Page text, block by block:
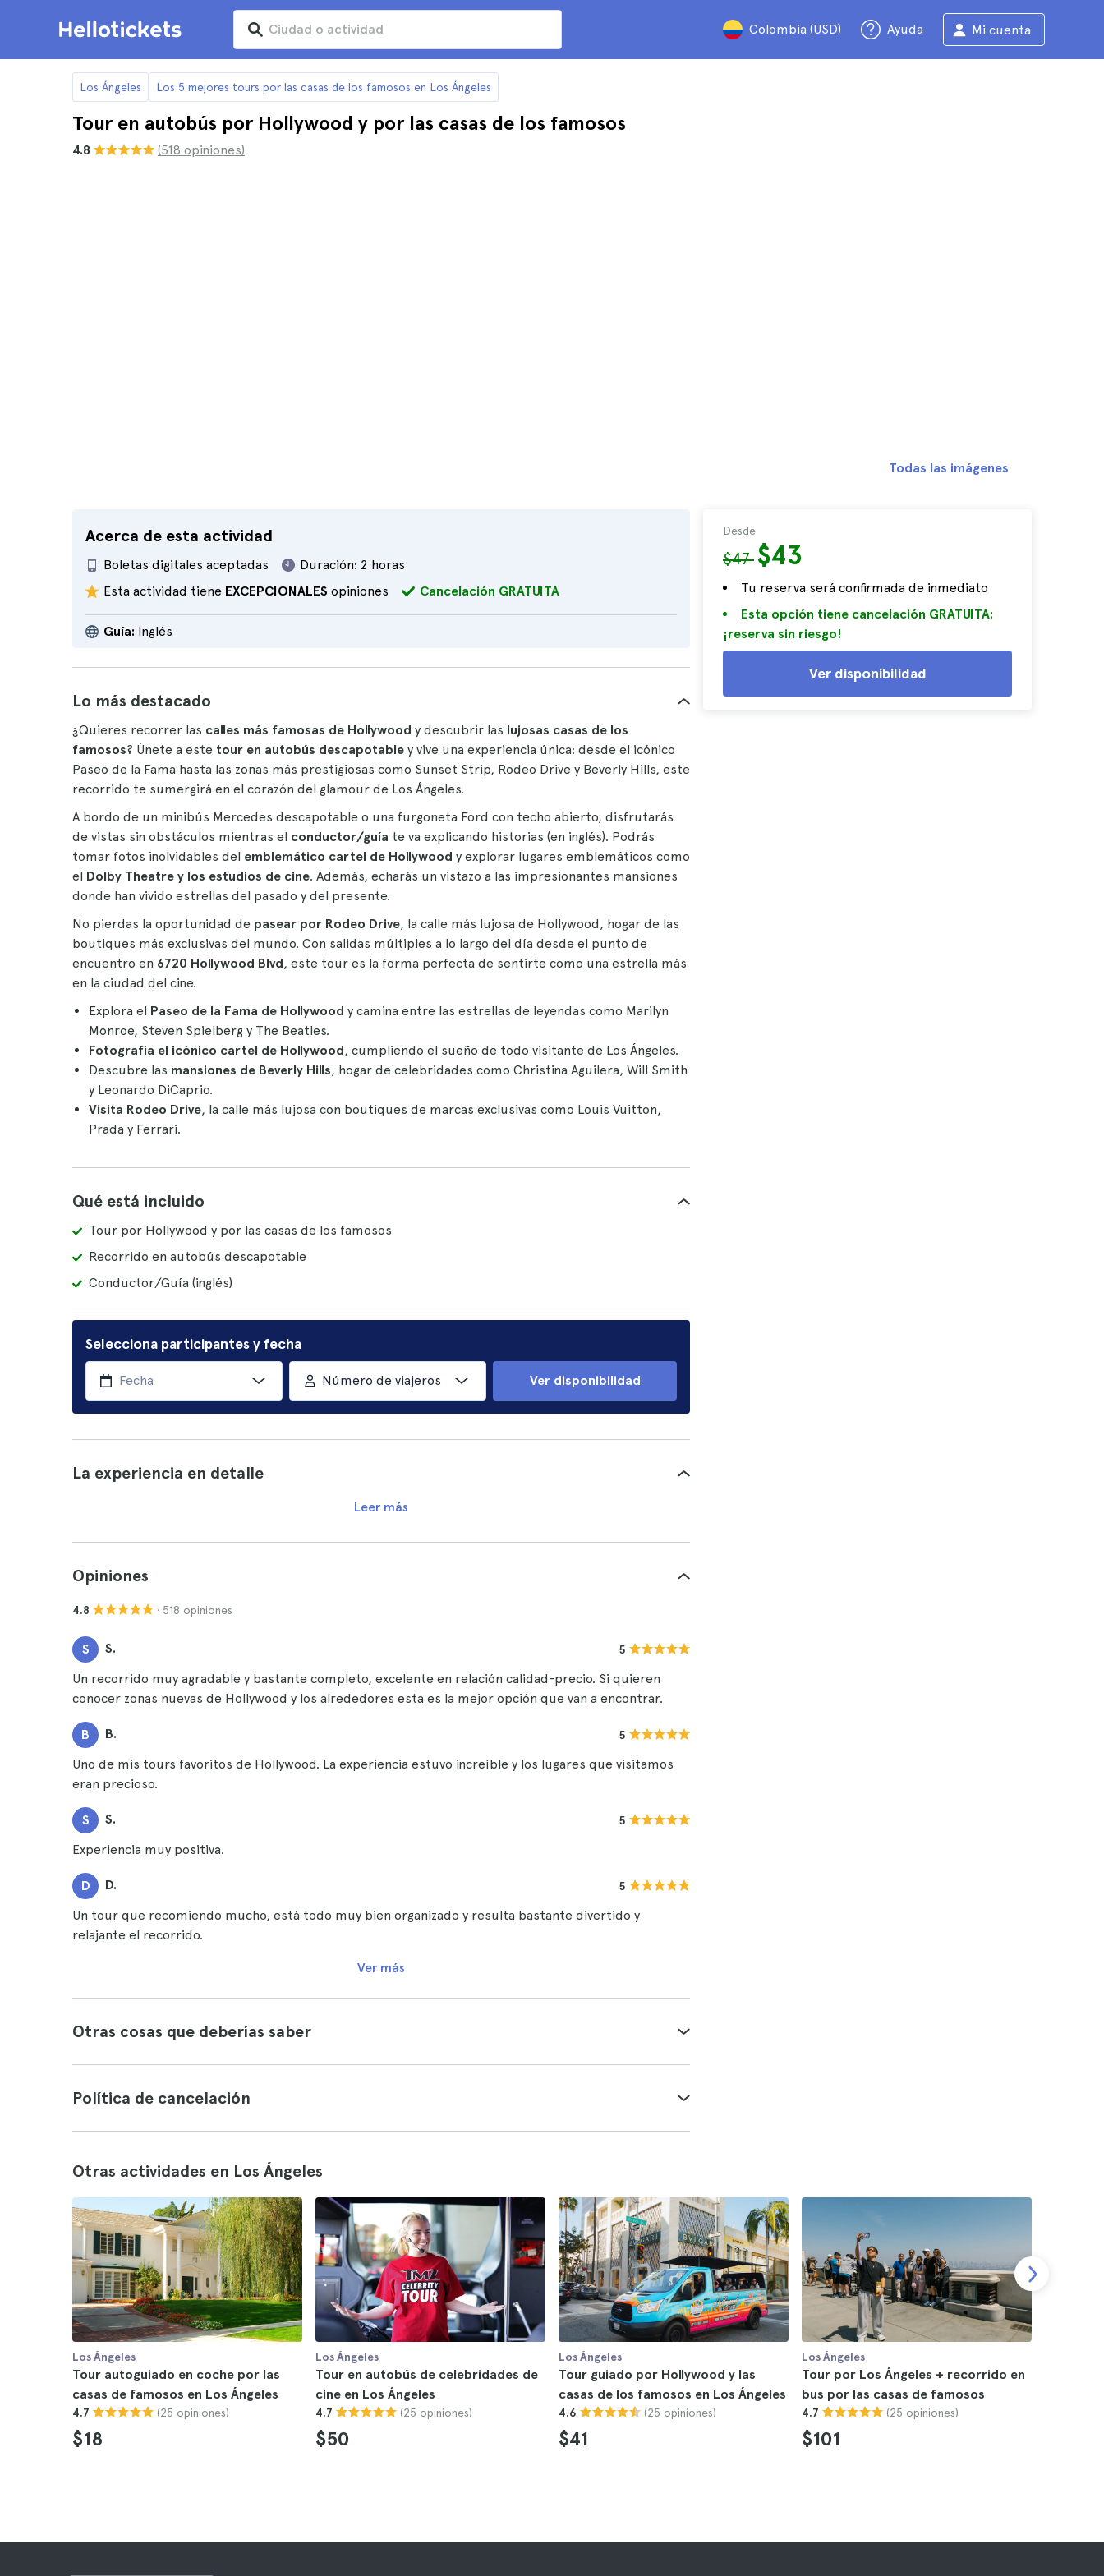
Colombia (USD) Ayuda Mi cuenta
Los Ángeles Los 5 mejores tours por las casas de los famosos en Los Ángeles
Tour en autobús por Hollywood y por las casas de los famosos
4.8 (518 opiniones)
Acerca de esta actividad
Boletas digitales aceptadas Duración: 2 horas
Esta actividad tiene EXCEPCIONALES opiniones Cancelación GRATUITA
Guía: Inglés
Desde
$47$43
Tu reserva será confirmada de inmediato
Esta opción tiene cancelación GRATUITA:
¡reserva sin riesgo!
Ver disponibilidad
Todas las imágenes
Lo más destacado
¿Quieres recorrer las calles más famosas de Hollywood y descubrir las lujosas casas de los
famosos? Únete a este tour en autobús descapotable y vive una experiencia única: desde el icónico
Paseo de la Fama hasta las zonas más prestigiosas como Sunset Strip, Rodeo Drive y Beverly Hills, este
recorrido te sumergirá en el corazón del glamour de Los Ángeles.
A bordo de un minibús Mercedes descapotable o una furgoneta Ford con techo abierto, disfrutarás
de vistas sin obstáculos mientras el conductor/guía te va explicando historias (en inglés). Podrás
tomar fotos inolvidables del emblemático cartel de Hollywood y explorar lugares emblemáticos como
el Dolby Theatre y los estudios de cine. Además, echarás un vistazo a las impresionantes mansiones
donde han vivido estrellas del pasado y del presente.
No pierdas la oportunidad de pasear por Rodeo Drive, la calle más lujosa de Hollywood, hogar de las
boutiques más exclusivas del mundo. Con salidas múltiples a lo largo del día desde el punto de
encuentro en 6720 Hollywood Blvd, este tour es la forma perfecta de sentirte como una estrella más
en la ciudad del cine.
Explora el Paseo de la Fama de Hollywood y camina entre las estrellas de leyendas como Marilyn
Monroe, Steven Spielberg y The Beatles.
Fotografía el icónico cartel de Hollywood, cumpliendo el sueño de todo visitante de Los Ángeles.
Descubre las mansiones de Beverly Hills, hogar de celebridades como Christina Aguilera, Will Smith
y Leonardo DiCaprio.
Visita Rodeo Drive, la calle más lujosa con boutiques de marcas exclusivas como Louis Vuitton,
Prada y Ferrari.
Qué está incluido
Tour por Hollywood y por las casas de los famosos
Recorrido en autobús descapotable
Conductor/Guía (inglés)
Selecciona participantes y fecha
Número de viajeros Ver disponibilidad
La experiencia en detalle
Leer más
Opiniones
4.8 · 518 opiniones
S S. 5
Un recorrido muy agradable y bastante completo, excelente en relación calidad-precio. Si quieren
conocer zonas nuevas de Hollywood y los alrededores esta es la mejor opción que van a encontrar.
B B. 5
Uno de mis tours favoritos de Hollywood. La experiencia estuvo increíble y los lugares que visitamos
eran precioso.
S S. 5
Experiencia muy positiva.
D D. 5
Un tour que recomiendo mucho, está todo muy bien organizado y resulta bastante divertido y
relajante el recorrido.
Ver más
Otras cosas que deberías saber
Política de cancelación
Otras actividades en Los Ángeles
Los Ángeles
Tour autoguiado en coche por las
casas de famosos en Los Ángeles
4.7 (25 opiniones)
$18
Los Ángeles
Tour en autobús de celebridades de
cine en Los Ángeles
4.7 (25 opiniones)
$50
Los Ángeles
Tour guiado por Hollywood y las
casas de los famosos en Los Ángeles
4.6 (25 opiniones)
$41
Los Ángeles
Tour por Los Ángeles + recorrido en
bus por las casas de famosos
4.7 (25 opiniones)
$101